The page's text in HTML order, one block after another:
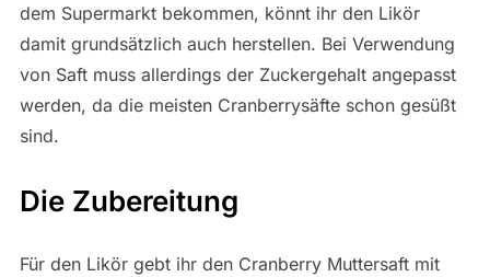
dem Supermarkt bekommen, könnt ihr den Likör
damit grundsätzlich auch herstellen. Bei Verwendung
von Saft muss allerdings der Zuckergehalt angepasst
werden, da die meisten Cranberrysäfte schon gesüßt
sind.
Die Zubereitung
Für den Likör gebt ihr den Cranberry Muttersaft mit